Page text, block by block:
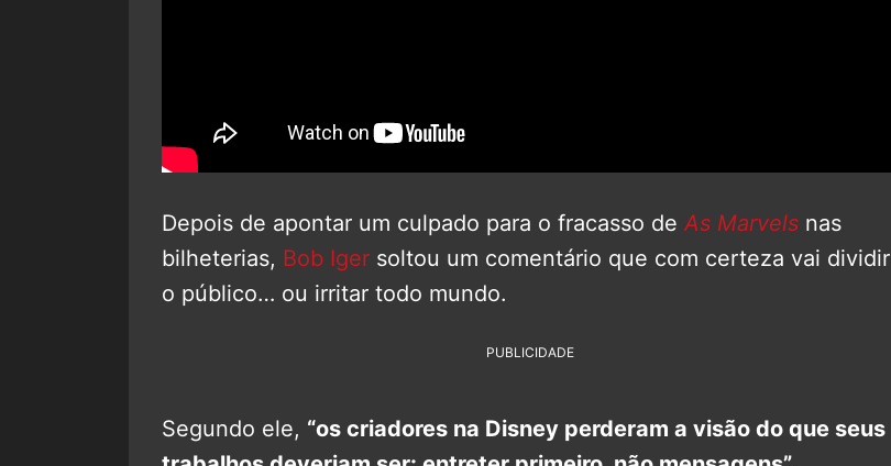
Depois de apontar um culpado para o fracasso de As Marvels nas
bilheterias, Bob Iger soltou um comentário que com certeza vai dividir
o público… ou irritar todo mundo.
PUBLICIDADE
Segundo ele, “os criadores na Disney perderam a visão do que seus